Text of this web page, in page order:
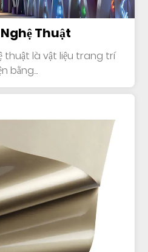
Thuật
thuật là vật liệu trang trí
bằng...